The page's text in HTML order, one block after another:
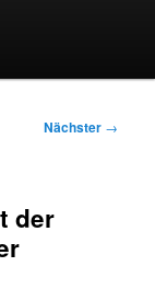
Nächster →
der